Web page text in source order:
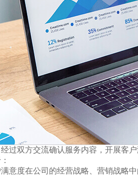
过双方交流确认服务内容，开展客户
意度在公司的经营战略、营销战略中